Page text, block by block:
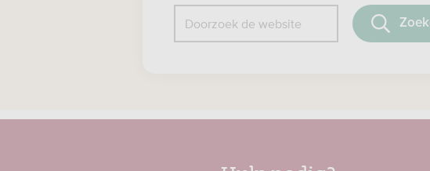
Doorzoek de website
Zoeken